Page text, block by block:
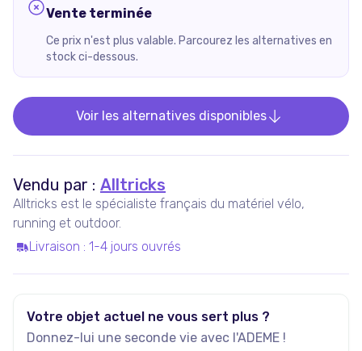
Vente terminée
Ce prix n'est plus valable. Parcourez les alternatives en
stock ci-dessous.
Voir les alternatives disponibles
Vendu par : Alltricks
Alltricks est le spécialiste français du matériel vélo,
running et outdoor.
Livraison : 1-4 jours ouvrés
Votre objet actuel ne vous sert plus ?
Donnez-lui une seconde vie avec l'ADEME !